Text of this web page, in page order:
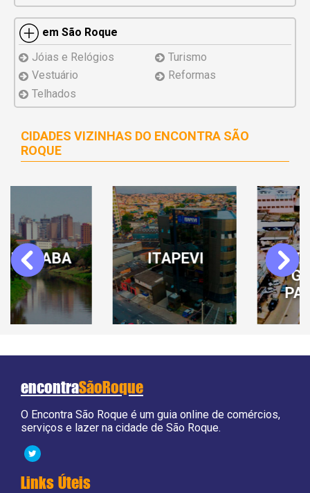
em São Roque
Jóias e Relógios
Turismo
Vestuário
Reformas
Telhados
CIDADES VIZINHAS DO ENCONTRA SÃO
ROQUE
Previous ITAPEVI
VARGEM
GRANDE
PAULISTA
Next
encontraSãoRoque
O Encontra São Roque é um guia online de comércios,
serviços e lazer na cidade de São Roque.
Links Úteis